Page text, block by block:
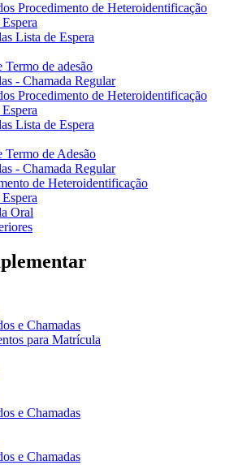
Procedimento de Heteroidentificação
Lista de Espera
Termo de adesão
- Chamada Regular
Procedimento de Heteroidentificação
Lista de Espera
Termo de Adesão
- Chamada Regular
de Heteroidentificação
Oral
e Chamadas
para Matrícula
e Chamadas
e Chamadas